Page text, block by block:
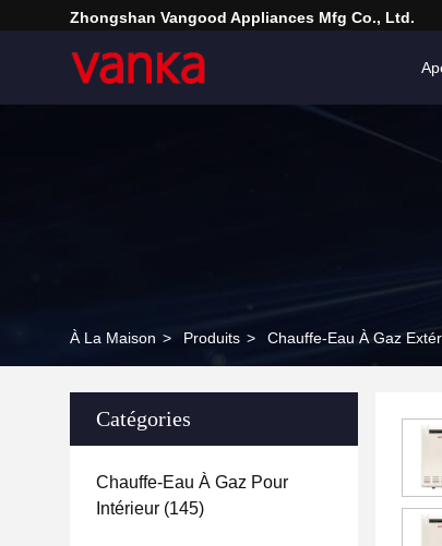
Zhongshan Vangood Appliances Mfg Co., Ltd.
À La Maison > Produits > Chauffe-Eau À Gaz
Catégories
Chauffe-Eau À Gaz Pour
Intérieur (145)